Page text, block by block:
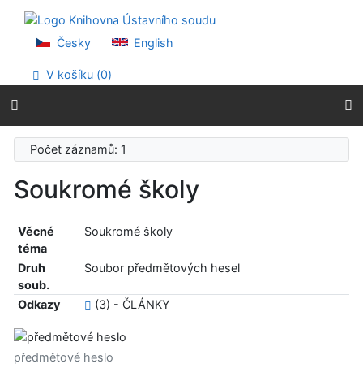
Přejít na menu
Prohlášení o webové přístupnosti
Česky English
V košíku (0)
Počet záznamů: 1
Soukromé školy
Věcné
téma
Soukromé školy
Druh
soub.
Soubor předmětových hesel
Odkazy (3) - ČLÁNKY
předmětové heslo